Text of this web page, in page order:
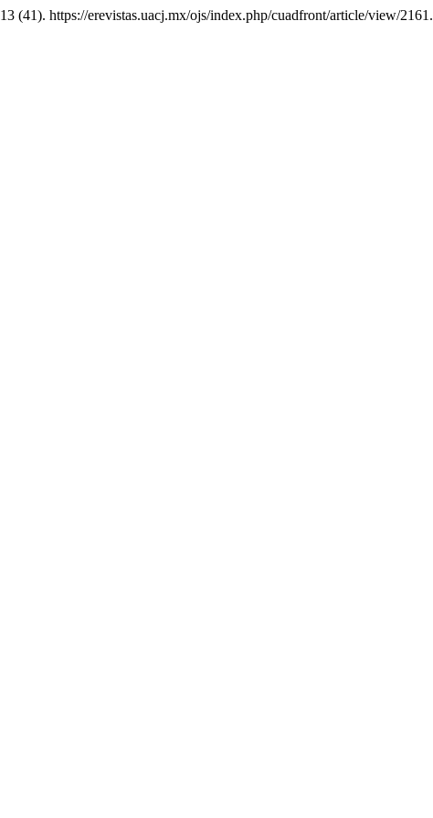
13 (41). https://erevistas.uacj.mx/ojs/index.php/cuadfront/article/view/2161.